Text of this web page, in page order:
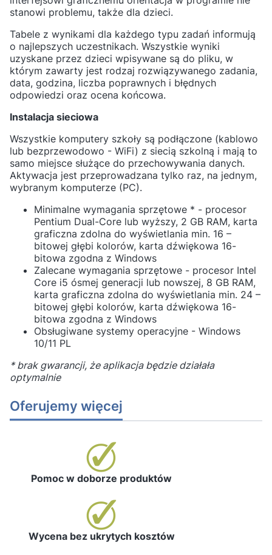
stanowi problemu, także dla dzieci.
Tabele z wynikami dla każdego typu zadań informują
o najlepszych uczestnikach. Wszystkie wyniki
uzyskane przez dzieci wpisywane są do pliku, w
którym zawarty jest rodzaj rozwiązywanego zadania,
data, godzina, liczba poprawnych i błędnych
odpowiedzi oraz ocena końcowa.
Instalacja sieciowa
Wszystkie komputery szkoły są podłączone (kablowo
lub bezprzewodowo - WiFi) z siecią szkolną i mają to
samo miejsce służące do przechowywania danych.
Aktywacja jest przeprowadzana tylko raz, na jednym,
wybranym komputerze (PC).
Minimalne wymagania sprzętowe * - procesor
Pentium Dual-Core lub wyższy, 2 GB RAM, karta
graficzna zdolna do wyświetlania min. 16 –
bitowej głębi kolorów, karta dźwiękowa 16-
bitowa zgodna z Windows
Zalecane wymagania sprzętowe - procesor Intel
Core i5 ósmej generacji lub nowszej, 8 GB RAM,
karta graficzna zdolna do wyświetlania min. 24 –
bitowej głębi kolorów, karta dźwiękowa 16-
bitowa zgodna z Windows
Obsługiwane systemy operacyjne - Windows
10/11 PL
* brak gwarancji, że aplikacja będzie działała
optymalnie
Oferujemy więcej
Pomoc w doborze produktów
Wycena bez ukrytych kosztów